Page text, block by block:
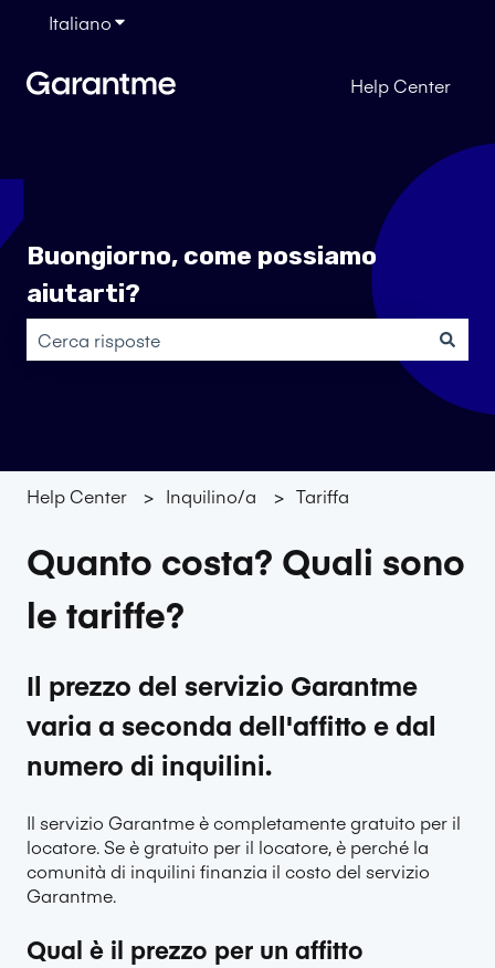
ItalianoMostra sottomenu per le traduzioni
Help Center
Buongiorno, come possiamo
aiutarti?
Non sono presenti suggerimenti perché il campo di
Help Center Inquilino/a Tariffa
Quanto costa? Quali sono
le tariffe?
Il prezzo del servizio Garantme
varia a seconda dell'affitto e dal
numero di inquilini.
Il servizio Garantme è completamente gratuito per il
locatore. Se è gratuito per il locatore, è perché la
comunità di inquilini finanzia il costo del servizio
Garantme.
Qual è il prezzo per un affitto